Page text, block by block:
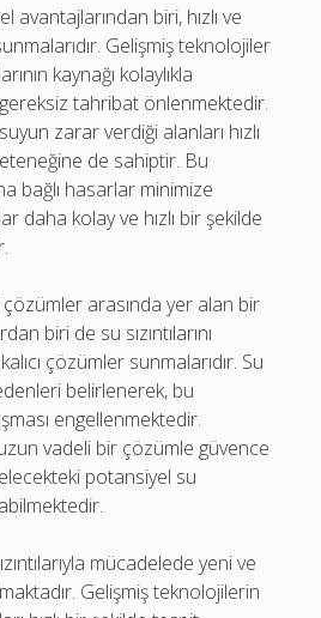
avantajlarından biri, hızlı ve
Gelişmiş teknolojiler
kaynağı kolaylıkla
tahribat önlenmektedir.
zarar verdiği alanları hızlı
de sahiptir. Bu
bağlı hasarlar minimize
daha kolay ve hızlı bir şekilde
arasında yer alan bir
biri de su sızıntılarını
çözümler sunmalarıdır. Su
belirlenerek, bu
engellenmektedir.
vadeli bir çözümle güvence
potansiyel su
mücadelede yeni ve
Gelişmiş teknolojilerin